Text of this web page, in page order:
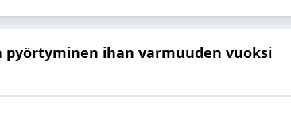
pyörtyminen ihan varmuuden vuoksi